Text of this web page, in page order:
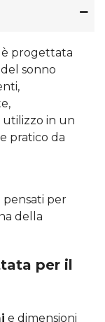
è progettata
sonno
utilizzo in un
pratico da
pensati per
della
per il
e dimensioni